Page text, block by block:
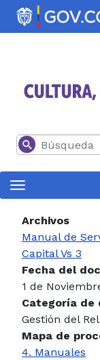
Pasar al contenido
Buscar
Archivos
Manual de
Capital Vs 3
Fecha del
1 de
Categoría de
Gestión del
Mapa de
4. Manuales